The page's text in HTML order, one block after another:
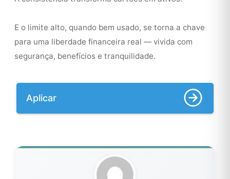
E o limite alto, quando bem usado, se torna a chave
para uma liberdade financeira real — vivida com
segurança, benefícios e tranquilidade.
Aplicar